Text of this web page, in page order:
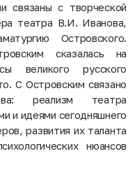
связаны с творческой
театра В.И. Иванова,
Островского.
сказалась на
великого русского
С Островским связано
реализм театра
и идеями сегодняшнего
развития их таланта
нюансов